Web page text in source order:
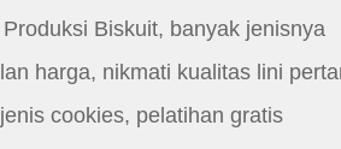
Biskuit, banyak jenisnya
harga, nikmati kualitas lini
cookies, pelatihan gratis